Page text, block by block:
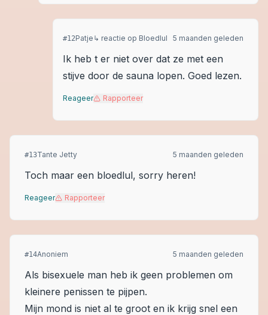
#12Patje ↳ reactie op Bloedlul 5 maanden geleden
Ik heb t er niet over dat ze met een
stijve door de sauna lopen. Goed lezen.
Reageer Rapporteer
#13Tante Jetty 5 maanden geleden
Toch maar een bloedlul, sorry heren!
Reageer Rapporteer
#14Anoniem 5 maanden geleden
Als bisexuele man heb ik geen problemen om
kleinere penissen te pijpen.
Mijn mond is niet al te groot en ik krijg snel een